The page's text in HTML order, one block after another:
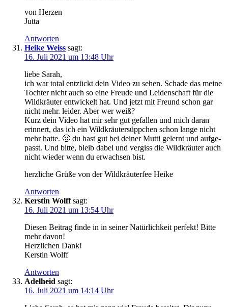
von Her­zen
Jutta
Antworten
Heike Weiss sagt:
16. Juli 2021 um 13:48 Uhr
lie­be Sarah,
ich war total ent­zückt dein Video zu sehen. Scha­de das mei­ne
Toch­ter nicht auch so eine Freu­de und Lei­den­schaft für die
Wild­kräu­ter ent­wi­ckelt hat. Und jetzt mit Freund schon gar
nicht mehr. lei­der. Aber wer weiß?
Kurz dein Video hat mir sehr gut gefal­len und mich dar­an
erin­nert, das ich ein Wild­kräu­ter­süpp­chen schon lan­ge nicht
mehr hat­te. 🙂 du hast gut bei dei­ner Mut­ti gelernt und auf­ge­
passt. Und bit­te, bleib dabei und ver­giss die Wild­kräu­ter auch
nicht wie­der wenn du erwach­sen bist.
herz­li­che Grü­ße von der Wild­kräu­ter­fee Heike
Antworten
Kerstin Wolff sagt:
16. Juli 2021 um 13:54 Uhr
Die­sen Bei­trag fin­de in in sei­ner Natür­lich­keit per­fekt! Bit­te
mehr davon!
Herz­li­chen Dank!
Kers­tin Wolff
Antworten
Adelheid sagt:
16. Juli 2021 um 14:14 Uhr